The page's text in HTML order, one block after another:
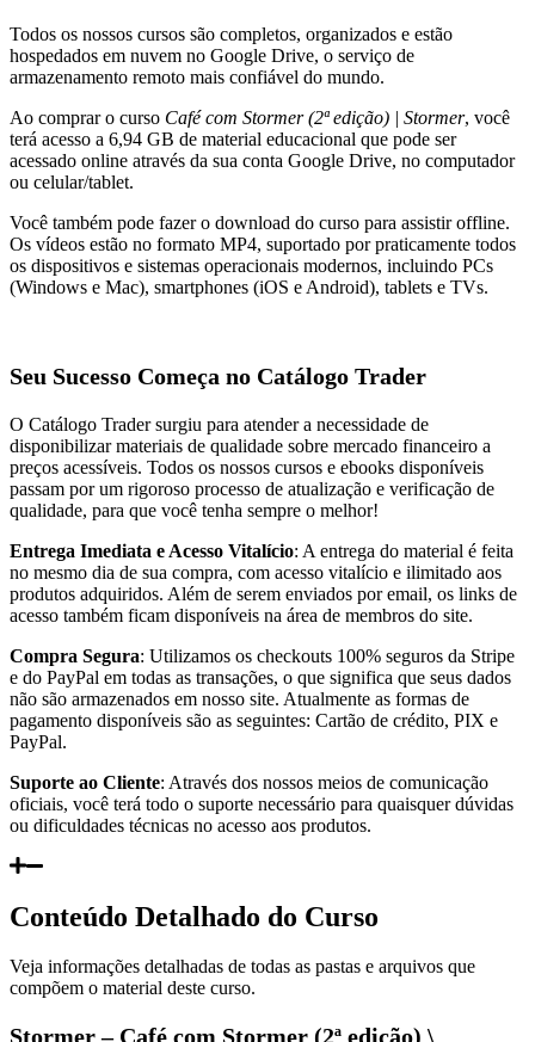
Todos os nossos cursos são completos, organizados e estão
hospedados em nuvem no Google Drive, o serviço de
armazenamento remoto mais confiável do mundo.
Ao comprar o curso Café com Stormer (2ª edição) | Stormer, você
terá acesso a 6,94 GB de material educacional que pode ser
acessado online através da sua conta Google Drive, no computador
ou celular/tablet.
Você também pode fazer o download do curso para assistir offline.
Os vídeos estão no formato MP4, suportado por praticamente todos
os dispositivos e sistemas operacionais modernos, incluindo PCs
(Windows e Mac), smartphones (iOS e Android), tablets e TVs.
Seu Sucesso Começa no Catálogo Trader
O Catálogo Trader surgiu para atender a necessidade de
disponibilizar materiais de qualidade sobre mercado financeiro a
preços acessíveis. Todos os nossos cursos e ebooks disponíveis
passam por um rigoroso processo de atualização e verificação de
qualidade, para que você tenha sempre o melhor!
Entrega Imediata e Acesso Vitalício: A entrega do material é feita
no mesmo dia de sua compra, com acesso vitalício e ilimitado aos
produtos adquiridos. Além de serem enviados por email, os links de
acesso também ficam disponíveis na área de membros do site.
Compra Segura: Utilizamos os checkouts 100% seguros da Stripe
e do PayPal em todas as transações, o que significa que seus dados
não são armazenados em nosso site. Atualmente as formas de
pagamento disponíveis são as seguintes: Cartão de crédito, PIX e
PayPal.
Suporte ao Cliente: Através dos nossos meios de comunicação
oficiais, você terá todo o suporte necessário para quaisquer dúvidas
ou dificuldades técnicas no acesso aos produtos.
Conteúdo Detalhado do Curso
Veja informações detalhadas de todas as pastas e arquivos que
compõem o material deste curso.
Stormer – Café com Stormer (2ª edição) \